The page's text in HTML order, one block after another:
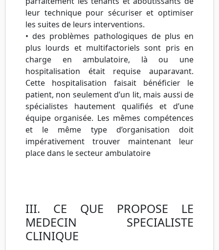
leur technique pour sécuriser et optimiser
les suites de leurs interventions.
• des problèmes pathologiques de plus en
plus lourds et multifactoriels sont pris en
charge en ambulatoire, là ou une
hospitalisation était requise auparavant.
Cette hospitalisation faisait bénéficier le
patient, non seulement d’un lit, mais aussi de
spécialistes hautement qualifiés et d’une
équipe organisée. Les mêmes compétences
et le même type d’organisation doit
impérativement trouver maintenant leur
place dans le secteur ambulatoire
III. CE QUE PROPOSE LE
MEDECIN SPECIALISTE
CLINIQUE